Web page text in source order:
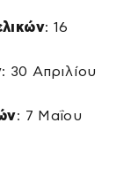
: 16
: 30 Απριλίου
: 7 Μαΐου